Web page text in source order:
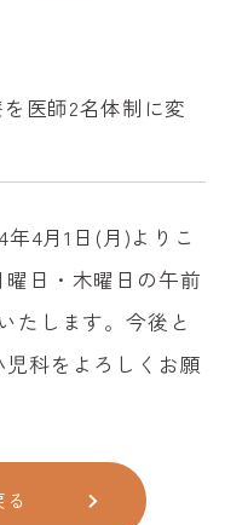
医師2名体制に変
4月1日(月)よりこ
日・木曜日の午前
たします。今後と
科をよろしくお願